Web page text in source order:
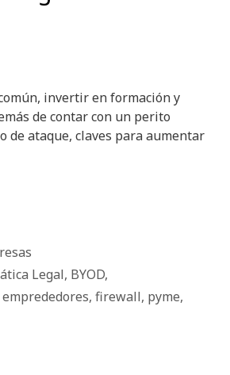
invertir en formación y
de contar con un perito
de ataque, claves para aumentar
Legal, BYOD,
emprededores, firewall, pyme,